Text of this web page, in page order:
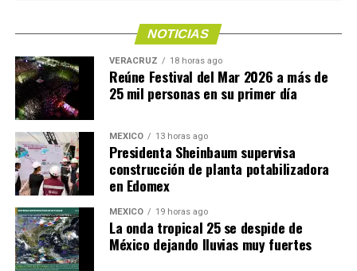
NOTICIAS
VERACRUZ 18 horas ago
Reúne Festival del Mar 2026 a más de
25 mil personas en su primer día
MÉXICO 13 horas ago
Presidenta Sheinbaum supervisa
construcción de planta potabilizadora
en Edomex
MÉXICO 19 horas ago
​La onda tropical 25 se despide de
México dejando lluvias muy fuertes